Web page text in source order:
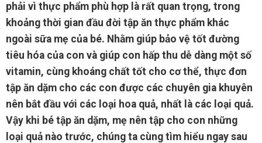
phải vì thực phẩm phù hợp là rất quan trọng, trong
khoảng thời gian đầu đời tập ăn thực phẩm khác
ngoài sữa mẹ của bé. Nhằm giúp bảo vệ tốt đường
tiêu hóa của con và giúp con hấp thu dễ dàng một số
vitamin, cùng khoáng chất tốt cho cơ thể, thực đơn
tập ăn dặm cho các con được các chuyên gia khuyên
nên bắt đầu với các loại hoa quả, nhất là các loại quả.
Vậy khi bé tập ăn dặm, mẹ nên tập cho con những
loại quả nào trước, chúng ta cùng tìm hiểu ngay sau